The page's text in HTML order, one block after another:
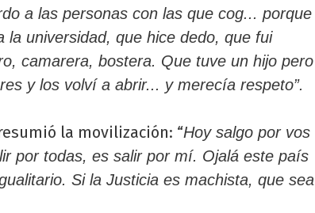
a las personas con las que cog... porque
universidad, que hice dedo, que fui
camarera, bostera. Que tuve un hijo pero
y los volví a abrir... y merecía respeto”.
la movilización: “Hoy salgo por vos
por todas, es salir por mí. Ojalá este país
Si la Justicia es machista, que sea